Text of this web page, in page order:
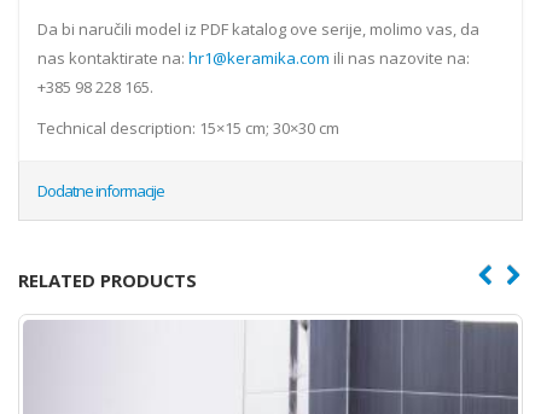
Da bi naručili model iz PDF katalog ove serije, molimo vas, da
nas kontaktirate na: hr1@keramika.com ili nas nazovite na:
+385 98 228 165.
Technical description: 15×15 cm; 30×30 cm
Dodatne informacije
RELATED PRODUCTS